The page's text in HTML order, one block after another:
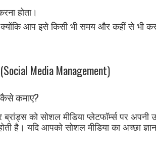
होता।
क्योंकि आप इसे किसी भी समय और कहीं से भी
Media Management)
कमाए?
को सोशल मीडिया प्लेटफॉर्म्स पर अपनी
है। यदि आपको सोशल मीडिया का अच्छा